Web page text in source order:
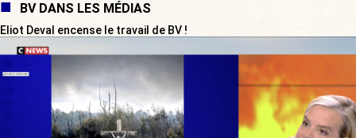
BV DANS LES MÉDIAS
Eliot Deval encense le travail de BV !